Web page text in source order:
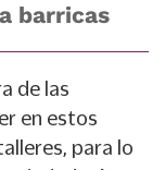
barricas
de las
en estos
para lo